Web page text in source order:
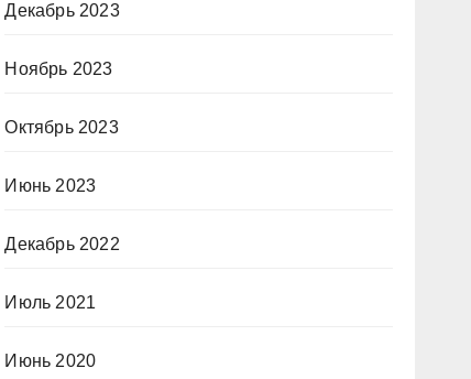
Декабрь 2023
Ноябрь 2023
Октябрь 2023
Июнь 2023
Декабрь 2022
Июль 2021
Июнь 2020